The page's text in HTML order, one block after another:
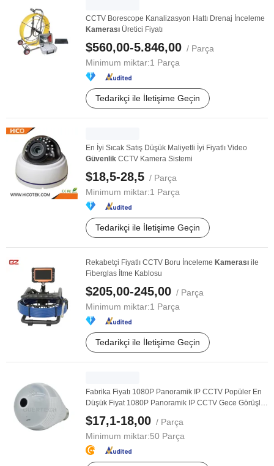
CCTV Borescope Kanalizasyon Hattı Drenaj İnceleme
Kamerası Üretici Fiyatı
$560,00-5.846,00 / Parça
Minimum miktar:1 Parça
Tedarikçi ile İletişime Geçin
En İyi Sıcak Satış Düşük Maliyetli İyi Fiyatlı Video
Güvenlik CCTV Kamera Sistemi
$18,5-28,5 / Parça
Minimum miktar:1 Parça
Tedarikçi ile İletişime Geçin
Rekabetçi Fiyatlı CCTV Boru İnceleme Kamerası ile
Fiberglas İtme Kablosu
$205,00-245,00 / Parça
Minimum miktar:1 Parça
Tedarikçi ile İletişime Geçin
Fabrika Fiyatı 1080P Panoramik IP CCTV Popüler En
Düşük Fiyat 1080P Panoramik IP CCTV Gece Görüşlü
...
$17,1-18,00 / Parça
Minimum miktar:50 Parça